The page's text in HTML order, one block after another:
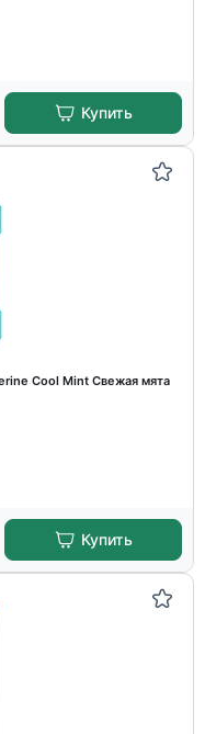
Купить
Cool Mint Свежая мята
Купить